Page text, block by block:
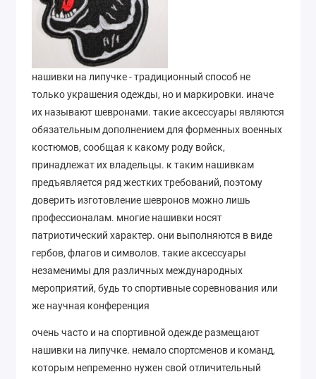
нашивки на липучке - традиционный способ не
только украшения одежды, но и маркировки. иначе
их называют шевронами. такие аксессуары являются
обязательным дополнением для форменных военных
костюмов, сообщая к какому роду войск,
принадлежат их владельцы. к таким нашивкам
предъявляется ряд жестких требований, поэтому
доверить изготовление шевронов можно лишь
профессионалам. многие нашивки носят
патриотический характер. они выполняются в виде
гербов, флагов и символов. такие аксессуары
незаменимы для различных международных
мероприятий, будь то спортивные соревнования или
же научная конференция
очень часто и на спортивной одежде размещают
нашивки на липучке. немало спортсменов и команд,
которым непременно нужен свой отличительный